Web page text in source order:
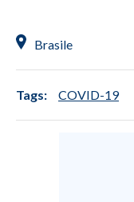
ANNUNCI
PUBBLICITÀ
SPIAGGE
Brasile
Tags: COVID-19